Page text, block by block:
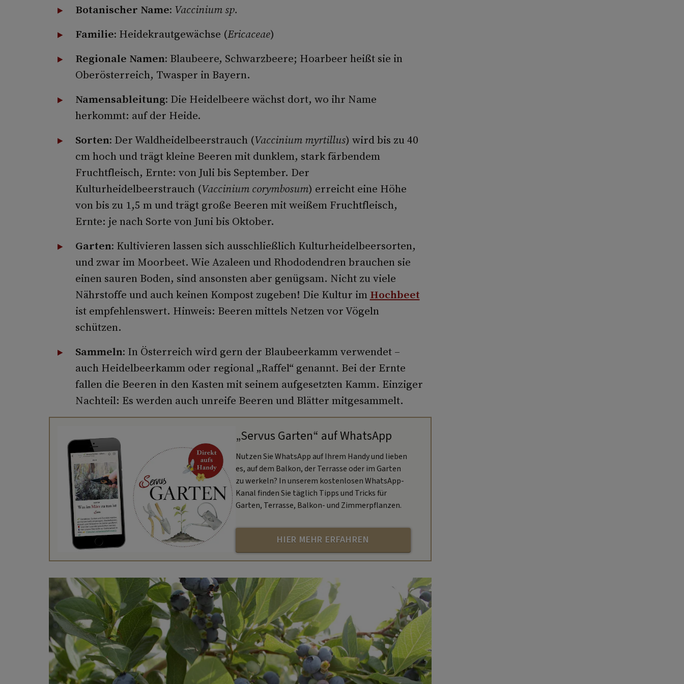
Botanischer Name: Vaccinium sp.
Familie: Heidekrautgewächse (Ericaceae)
Regionale Namen: Blaubeere, Schwarzbeere; Hoarbeer heißt sie in
Oberösterreich, Twasper in Bayern.
Namensableitung: Die Heidelbeere wächst dort, wo ihr Name
herkommt: auf der Heide.
Sorten: Der Waldheidelbeerstrauch (Vaccinium myrtillus) wird bis zu 40
cm hoch und trägt kleine Beeren mit dunklem, stark färbendem
Fruchtfleisch, Ernte: von Juli bis September. Der
Kulturheidelbeerstrauch (Vaccinium corymbosum) erreicht eine Höhe
von bis zu 1,5 m und trägt große Beeren mit weißem Fruchtfleisch,
Ernte: je nach Sorte von Juni bis Oktober.
Garten: Kultivieren lassen sich ausschließlich Kulturheidelbeersorten,
und zwar im Moorbeet. Wie Azaleen und Rhododendren brauchen sie
einen sauren Boden, sind ansonsten aber genügsam. Nicht zu viele
Nährstoffe und auch keinen Kompost zugeben! Die Kultur im Hochbeet
ist empfehlenswert. Hinweis: Beeren mittels Netzen vor Vögeln
schützen.
Sammeln: In Österreich wird gern der Blaubeerkamm verwendet –
auch Heidelbeerkamm oder regional „Raffel“ genannt. Bei der Ernte
fallen die Beeren in den Kasten mit seinem aufgesetzten Kamm. Einziger
Nachteil: Es werden auch unreife Beeren und Blätter mitgesammelt.
„Servus Garten“ auf WhatsApp
Nutzen Sie WhatsApp auf Ihrem Handy und lieben
es, auf dem Balkon, der Terrasse oder im Garten
zu werkeln? In unserem kostenlosen WhatsApp-
Kanal finden Sie täglich Tipps und Tricks für
Garten, Terrasse, Balkon- und Zimmerpflanzen.
HIER MEHR ERFAHREN